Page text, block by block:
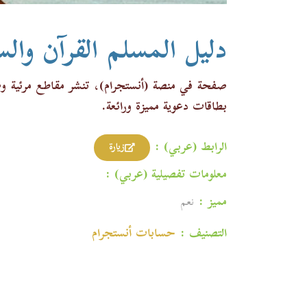
دليل المسلم القرآن
صفحة في منصة (أنستجرام)، تنشر مقاطع مرئية
بطاقات دعوية مميزة ورائعة.
الرابط (عربي) :
زيارة
معلومات تفصيلية (عربي) :
مميز : نعم
التصنيف : حسابات أنستجرام